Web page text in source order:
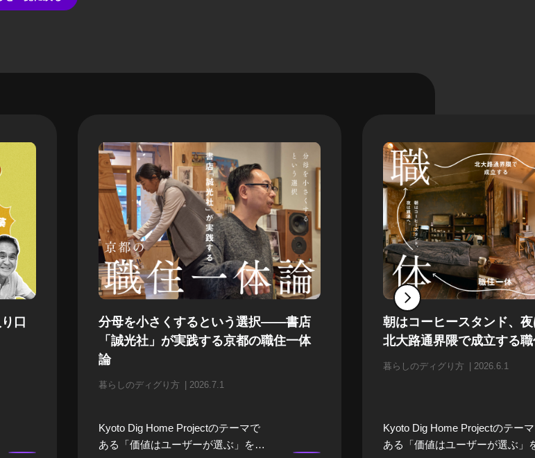
口
分母を小さくするという選択——書店
「誠光社」が実践する京都の職住一体
論
暮らしのディグり方 2026.7.1
Kyoto Dig Home Projectのテーマで
ある「価値はユーザーが選ぶ」を実
朝はコーヒースタンド、
北大路通界隈で成立する
暮らしのディグり方 2026.6.1
Kyoto Dig Home Projectのテー
ある「価値はユーザーが選ぶ」